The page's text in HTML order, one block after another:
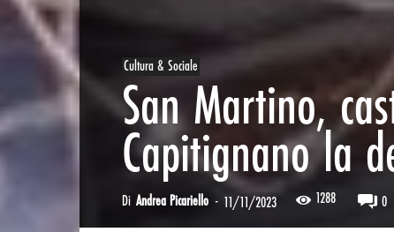
Cultura & Sociale
San Martino,
Capitignano la
Di Andrea Picariello - 11/11/2023 1288 0